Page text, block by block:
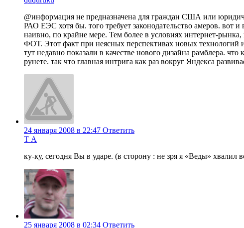
@информация не предназначена для граждан США или
РАО ЕЭС хотя бы. того требует законодательство амеров. вот
наивно, по крайне мере. Тем более в условиях интернет-
ФОТ. Этот факт при неясных перспективах новых технологий
тут недавно показали в качестве нового дизайна рамблера.
рунете. так что главная интрига как раз вокруг Яндекса
24 января 2008 в 22:47 Ответить
Т А
ку-ку, сегодня Вы в ударе. (в сторону : не зря я «Веды» хвалил
25 января 2008 в 02:34 Ответить